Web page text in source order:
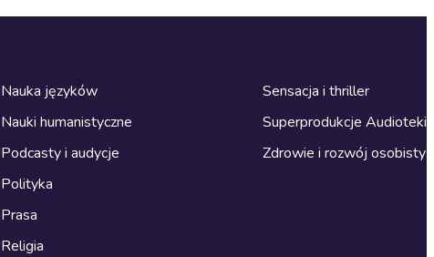
Nauka języków
Nauki humanistyczne
Podcasty i audycje
Polityka
Prasa
Religia
Sensacja i thriller
Superprodukcje Audioteki
Zdrowie i rozwój osobisty